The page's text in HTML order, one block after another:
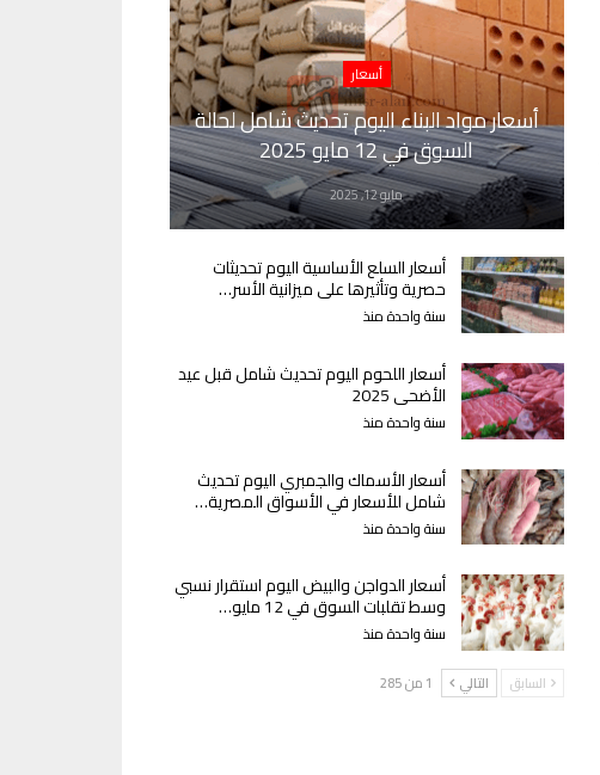
أسعار
أسعار مواد البناء اليوم تحديث شامل لحالة
السوق في 12 مايو 2025
مايو 12, 2025
أسعار السلع الأساسية اليوم تحديثات
حصرية وتأثيرها على ميزانية الأسر…
سنة واحدة منذ
أسعار اللحوم اليوم تحديث شامل قبل عيد
الأضحى 2025
سنة واحدة منذ
أسعار الأسماك والجمبري اليوم تحديث
شامل للأسعار في الأسواق المصرية…
سنة واحدة منذ
أسعار الدواجن والبيض اليوم استقرار نسبي
وسط تقلبات السوق في 12 مايو…
سنة واحدة منذ
السابق التالي 1 من 285